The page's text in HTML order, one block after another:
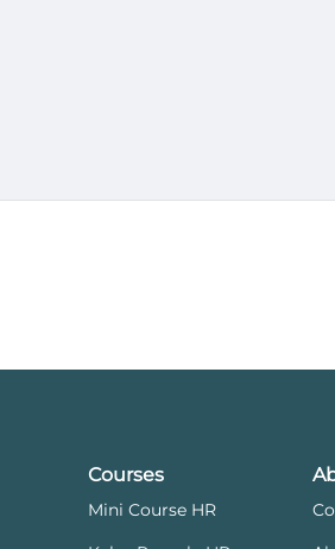
Courses
Mini Course HR